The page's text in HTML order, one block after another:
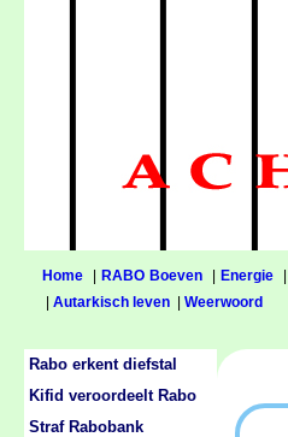
Home RABO Boeven| Energie|
Autarkisch leven Weerwoord
Rabo erkent diefstal
Kifid veroordeelt Rabo
Straf Rabobank